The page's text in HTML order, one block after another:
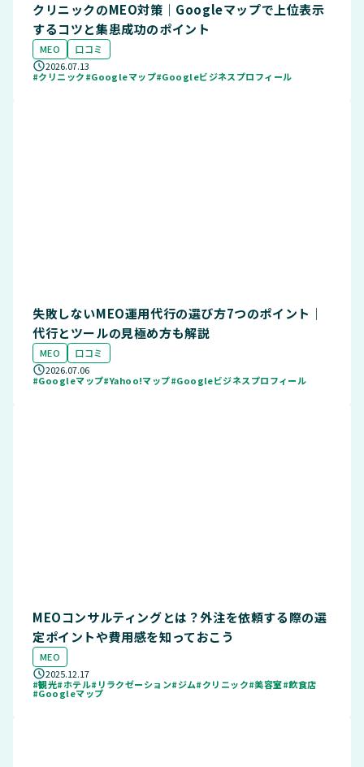
クリニックのMEO対策｜Googleマップで上位表示
するコツと集患成功のポイント
MEO
口コミ
2026.07.13
#クリニック#Googleマップ#Googleビジネスプロフィール
失敗しないMEO運用代行の選び方7つのポイント｜
代行とツールの見極め方も解説
MEO
口コミ
2026.07.06
#Googleマップ#Yahoo!マップ#Googleビジネスプロフィール
MEOコンサルティングとは？外注を依頼する際の選
定ポイントや費用感を知っておこう
MEO
2025.12.17
#観光#ホテル#リラクゼーション#ジム#クリニック#美容室#飲食店
#Googleマップ